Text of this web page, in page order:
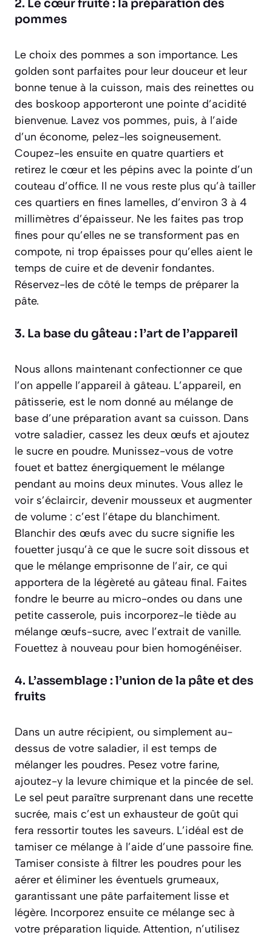
2. Le cœur fruité : la préparation des
pommes
Le choix des pommes a son importance. Les
golden sont parfaites pour leur douceur et leur
bonne tenue à la cuisson, mais des reinettes ou
des boskoop apporteront une pointe d’acidité
bienvenue. Lavez vos pommes, puis, à l’aide
d’un économe, pelez-les soigneusement.
Coupez-les ensuite en quatre quartiers et
retirez le cœur et les pépins avec la pointe d’un
couteau d’office. Il ne vous reste plus qu’à tailler
ces quartiers en fines lamelles, d’environ 3 à 4
millimètres d’épaisseur. Ne les faites pas trop
fines pour qu’elles ne se transforment pas en
compote, ni trop épaisses pour qu’elles aient le
temps de cuire et de devenir fondantes.
Réservez-les de côté le temps de préparer la
pâte.
3. La base du gâteau : l’art de l’appareil
Nous allons maintenant confectionner ce que
l’on appelle l’appareil à gâteau. L’appareil, en
pâtisserie, est le nom donné au mélange de
base d’une préparation avant sa cuisson. Dans
votre saladier, cassez les deux œufs et ajoutez
le sucre en poudre. Munissez-vous de votre
fouet et battez énergiquement le mélange
pendant au moins deux minutes. Vous allez le
voir s’éclaircir, devenir mousseux et augmenter
de volume : c’est l’étape du blanchiment.
Blanchir des œufs avec du sucre signifie les
fouetter jusqu’à ce que le sucre soit dissous et
que le mélange emprisonne de l’air, ce qui
apportera de la légèreté au gâteau final. Faites
fondre le beurre au micro-ondes ou dans une
petite casserole, puis incorporez-le tiède au
mélange œufs-sucre, avec l’extrait de vanille.
Fouettez à nouveau pour bien homogénéiser.
4. L’assemblage : l’union de la pâte et des
fruits
Dans un autre récipient, ou simplement au-
dessus de votre saladier, il est temps de
mélanger les poudres. Pesez votre farine,
ajoutez-y la levure chimique et la pincée de sel.
Le sel peut paraître surprenant dans une recette
sucrée, mais c’est un exhausteur de goût qui
fera ressortir toutes les saveurs. L’idéal est de
tamiser ce mélange à l’aide d’une passoire fine.
Tamiser consiste à filtrer les poudres pour les
aérer et éliminer les éventuels grumeaux,
garantissant une pâte parfaitement lisse et
légère. Incorporez ensuite ce mélange sec à
votre préparation liquide. Attention, n’utilisez